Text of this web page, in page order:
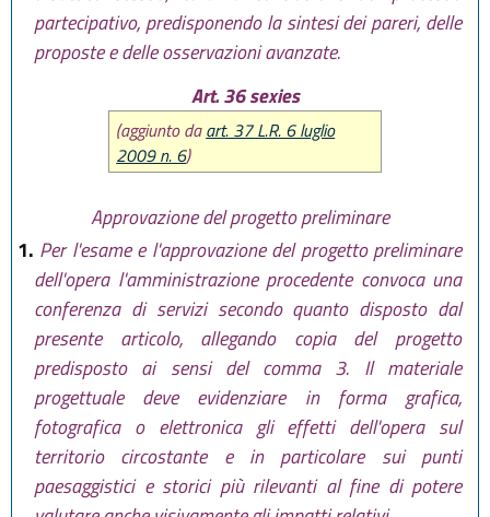
partecipativo, predisponendo la sintesi dei pareri, delle
proposte e delle osservazioni avanzate.
Art. 36 sexies
(aggiunto daart. 37 L.R. 6 luglio
2009 n. 6)
Approvazione del progetto preliminare
1. Per l'esame e l'approvazione del progetto preliminare
dell'opera l'amministrazione procedente convoca una
conferenza di servizi secondo quanto disposto dal
presente articolo, allegando copia del progetto
predisposto ai sensi del comma 3. Il materiale
progettuale deve evidenziare in forma grafica,
fotografica o elettronica gli effetti dell'opera sul
territorio circostante e in particolare sui punti
paesaggistici e storici più rilevanti al fine di potere